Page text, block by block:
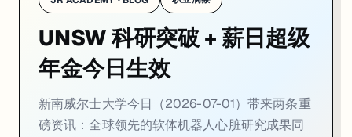
：UNSW 生物医学工程学院研究团队研发出 全合成软体机器人心
UNSW 生物医学工程学院 Thanh Nho Do 副教授团队研发出全球领先
相关研究成果同步发表于《自然通讯》（Nature Communications）
UNSW 科研突破 + 薪日超级
年金今日生效
新南威尔士大学今日（2026-07-01）带来两条重
磅资讯：全球领先的软体机器人心脏研究成果同